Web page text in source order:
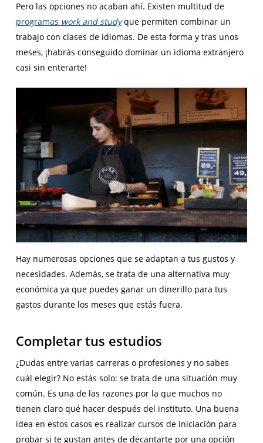
Pero las opciones no acaban ahí. Existen multitud de
programas work and studyque permiten combinar un
trabajo con clases de idiomas. De esta forma y tras unos
meses, ¡habrás conseguido dominar un idioma extranjero
casi sin enterarte!
Hay numerosas opciones que se adaptan a tus gustos y
necesidades. Además, se trata de una alternativa muy
económica ya que puedes ganar un dinerillo para tus
gastos durante los meses que estás fuera.
Completar tus estudios
¿Dudas entre varias carreras o profesiones y no sabes
cuál elegir? No estás solo: se trata de una situación muy
común. Es una de las razones por la que muchos no
tienen claro qué hacer después del instituto. Una buena
idea en estos casos es realizar cursos de iniciación para
probar si te gustan antes de decantarte por una opción